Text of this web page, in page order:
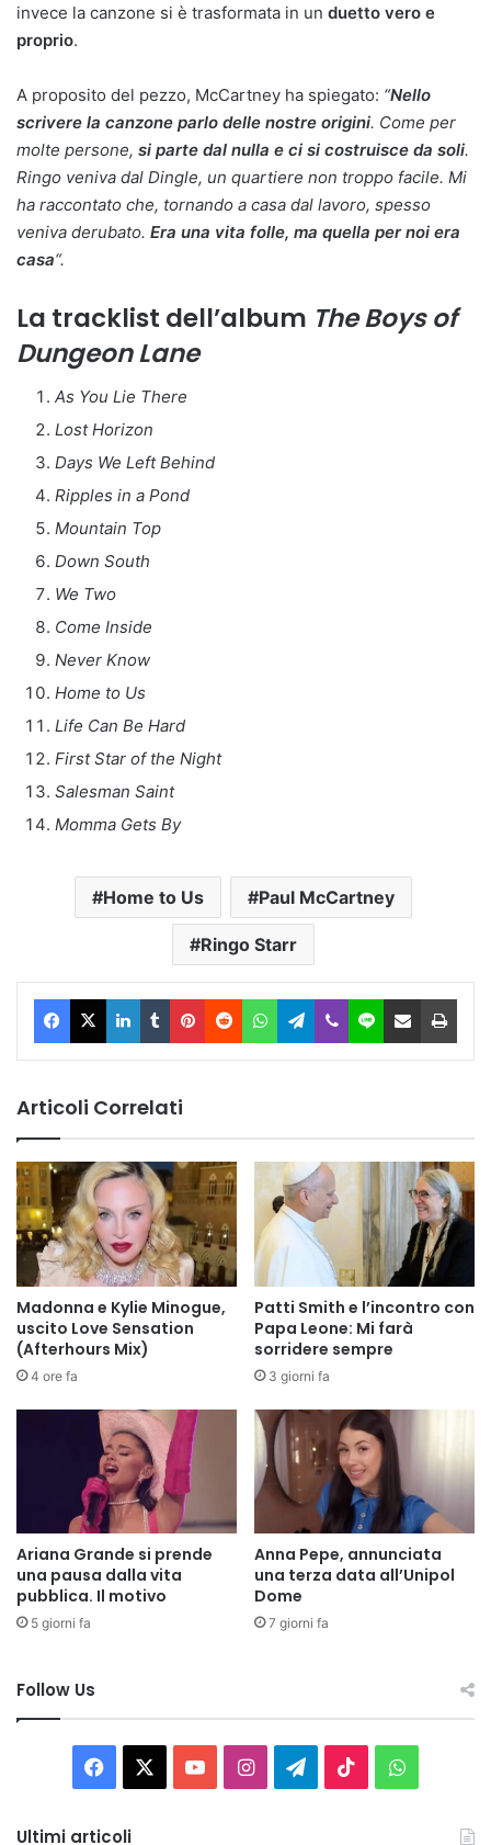
invece la canzone si è trasformata in un duetto vero e
proprio.
A proposito del pezzo, McCartney ha spiegato: “Nello
scrivere la canzone parlo delle nostre origini. Come per
molte persone, si parte dal nulla e ci si costruisce da soli.
Ringo veniva dal Dingle, un quartiere non troppo facile. Mi
ha raccontato che, tornando a casa dal lavoro, spesso
veniva derubato. Era una vita folle, ma quella per noi era
casa“.
La tracklist dell’album The Boys of
Dungeon Lane
As You Lie There
Lost Horizon
Days We Left Behind
Ripples in a Pond
Mountain Top
Down South
We Two
Come Inside
Never Know
Home to Us
Life Can Be Hard
First Star of the Night
Salesman Saint
Momma Gets By
Home to Us Paul McCartney
Ringo Starr
Facebook
X LinkedIn
TumblrPinterest
RedditWhatsAppTelegram
ViberLine Condividi via Email
Articoli Correlati
Madonna e Kylie Minogue,
uscito Love Sensation
(Afterhours Mix)
4 ore fa
Patti Smith e l’incontro con
Papa Leone: Mi farà
sorridere sempre
3 giorni fa
Ariana Grande si prende
una pausa dalla vita
pubblica. Il motivo
5 giorni fa
Anna Pepe, annunciata
una terza data all’Unipol
Dome
7 giorni fa
Follow Us
Facebook You InstagramTelegram
TikTok
Ultimi articoli